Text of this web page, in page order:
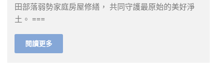
田部落弱勢家庭房屋修繕， 共同守護最原始的美好淨
土。 ===
閱讀更多